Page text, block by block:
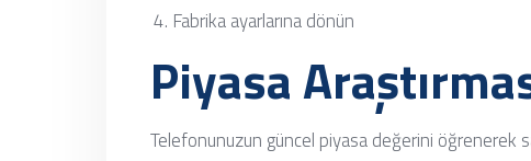
Fabrika ayarlarına dönün
Piyasa
Telefonunuzun güncel piyasa değerini öğrenerek